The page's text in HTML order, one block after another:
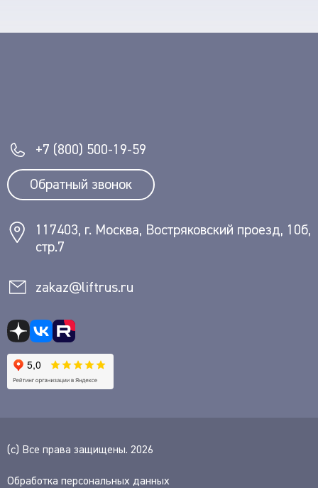
+7 (800) 500-19-59
Обратный звонок
117403, г. Москва, Востряковский проезд, 10б,
стр.7
zakaz@liftrus.ru
(с) Все права защищены. 2026
Обработка персональных данных